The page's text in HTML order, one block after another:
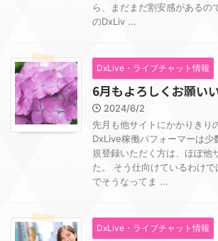
ら、まだまだ割安感があるの
のDxLiv ...
DxLive・ライブチャット情報
6月もよろしくお願い
2024/6/2
先月も他サイトにかかりきり
DxLive稼働パフォーマーは少
規登録いただく方は、ほぼ他
た。 そう仕向けているわけ
でそうなってま ...
DxLive・ライブチャット情報